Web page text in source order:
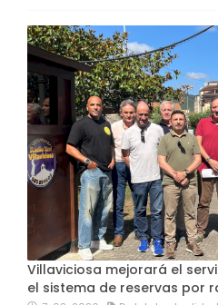
Villaviciosa mejorará el
el sistema de reservas por